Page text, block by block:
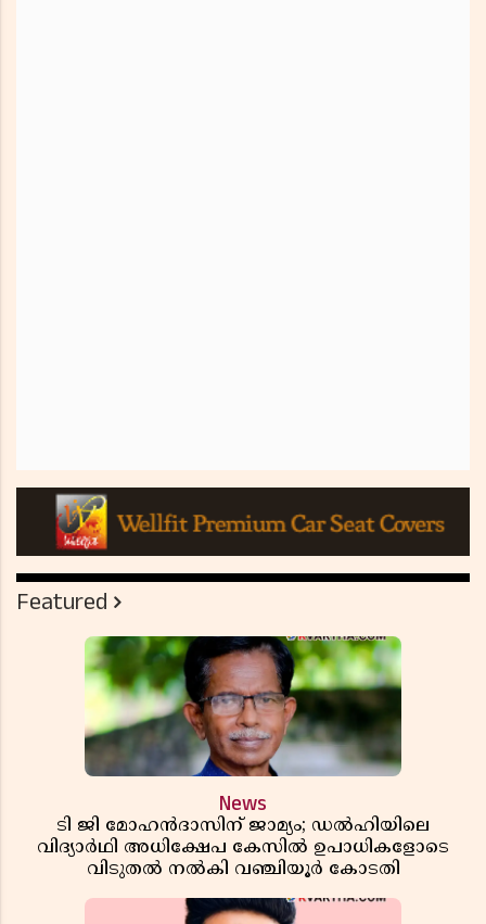
Featured
News
ടി ജി മോഹൻദാസിന് ജാമ്യം; ഡൽഹിയിലെ
വിദ്യാർഥി അധിക്ഷേപ കേസിൽ ഉപാധികളോടെ
വിടുതൽ നൽകി വഞ്ചിയൂർ കോടതി